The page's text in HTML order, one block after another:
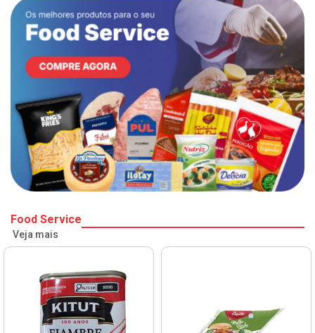
Food Service
Veja mais